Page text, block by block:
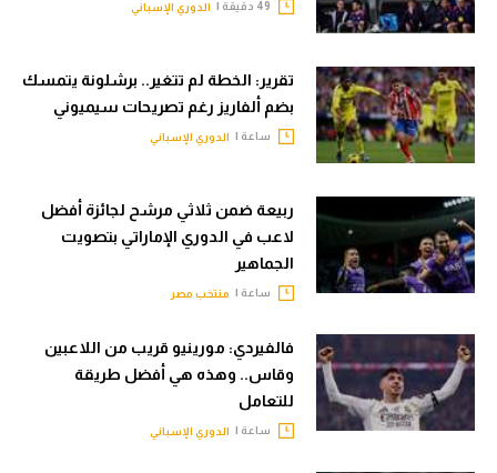
الدوري الإسباني
تقرير: الخطة لم تتغير.. برشلونة يتمسك
بضم ألفاريز رغم تصريحات سيميوني
ساعة | الدوري الإسباني
ربيعة ضمن ثلاثي مرشح لجائزة أفضل
لاعب في الدوري الإماراتي بتصويت
الجماهير
ساعة | منتخب مصر
فالفيردي: مورينيو قريب من اللاعبين
وقاس.. وهذه هي أفضل طريقة
للتعامل
ساعة | الدوري الإسباني